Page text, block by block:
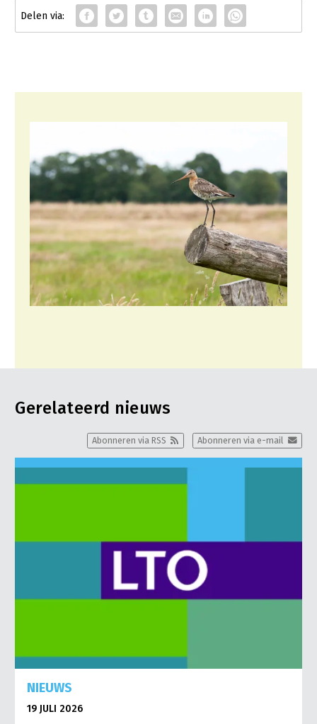
Gerelateerd nieuws
Abonneren via e-mail
Abonneren via RSS
NIEUWS
19 JULI 2026